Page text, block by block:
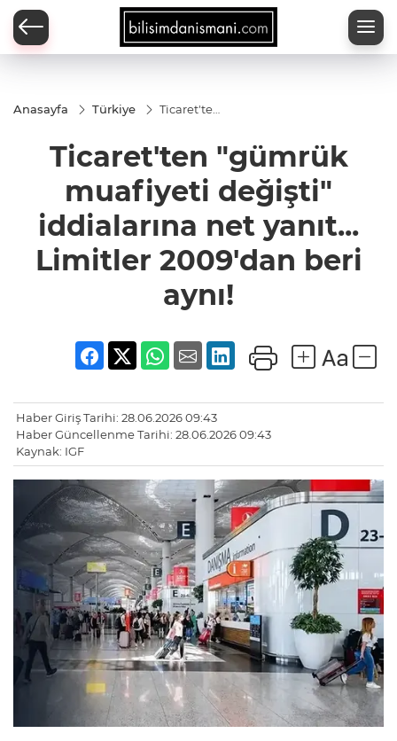
Anasayfa Türkiye
Ticaret'ten
değişti"
iddialarına
net yanıt...
Limitler
2009'dan
beri aynı!
Ticaret'ten "gümrük
muafiyeti değişti"
iddialarına net yanıt...
Limitler 2009'dan beri
aynı!
Haber Giriş Tarihi: 28.06.2026 09:43
Haber Güncellenme Tarihi: 28.06.2026 09:43
Kaynak: IGF